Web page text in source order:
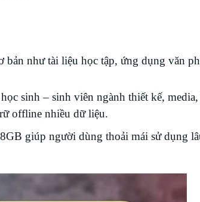
bản như tài liệu học tập, ứng dụng văn
sinh – sinh viên ngành thiết kế, media,
offline nhiều dữ liệu.
giúp người dùng thoải mái sử dụng